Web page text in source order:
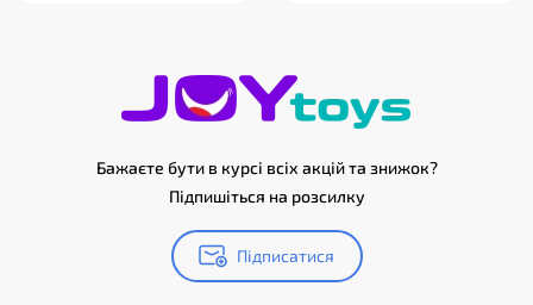
Бажаєте бути в курсі всіх акцій та знижок?
Підпишіться на розсилку
Підписатися